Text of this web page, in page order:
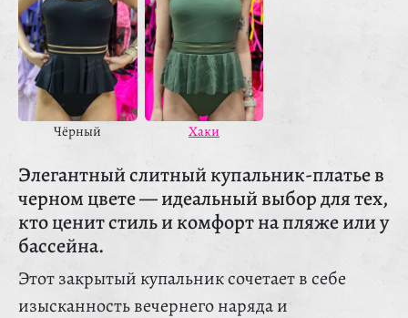
Чёрный Хаки
Элегантный слитный купальник-платье в
черном цвете — идеальный выбор для тех,
кто ценит стиль и комфорт на пляже или у
бассейна.
Этот закрытый купальник сочетает в себе
изысканность вечернего наряда и